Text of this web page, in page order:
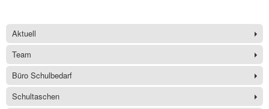
Aktuell
Team
Büro Schulbedarf
Schultaschen